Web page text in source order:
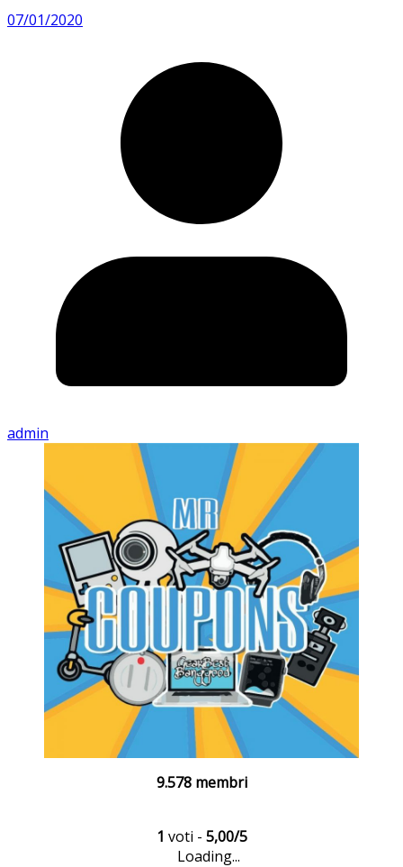
07/01/2020
admin
9.578 membri
1 voti - 5,00/5
Loading...